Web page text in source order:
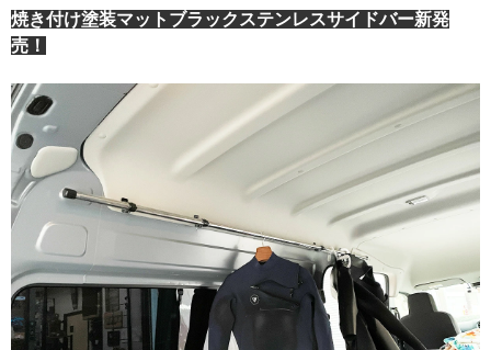
焼き付け塗装マットブラックステンレスサイドバー新発
売！